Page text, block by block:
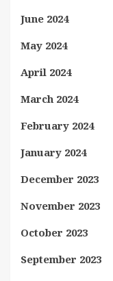
June 2024
May 2024
April 2024
March 2024
February 2024
January 2024
December 2023
November 2023
October 2023
September 2023